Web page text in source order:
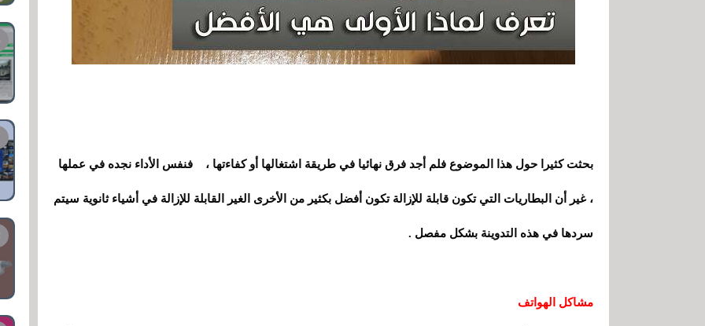
بحثت كثيرا حول هذا الموضوع فلم أجد فرق نهائيا في طريقة اشتغالها أو كفاءتها ، فنفس الأداء نجده في عملها
، غير أن البطاريات التي تكون قابلة للإزالة تكون أفضل بكثير من الأخرى الغير القابلة للإزالة في أشياء ثانوية سيتم
سردها في هذه التدوينة بشكل مفصل .
مشاكل الهواتف